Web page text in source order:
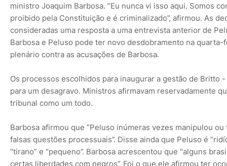
ministro Joaquim Barbosa. “Eu nunca vi isso aqui. Somos
proibido pela Constituição e é criminalizado”, afirmou. As
consideradas uma resposta a uma entrevista anterior de
Barbosa e Peluso pode ter novo desdobramento na
plenário contra as acusações de Barbosa.
Os processos escolhidos para inaugurar a gestão de
para um desagravo. Ministros afirmavam reservadamente
tribunal como um todo.
Barbosa afirmou que “Peluso inúmeras vezes manipulou
falsas questões processuais”. Disse ainda que Peluso é
“tirano” e “pequeno”. Barbosa acrescentou que “alguns
certas liberdades com negros”. Foi o que ele afirmou ter